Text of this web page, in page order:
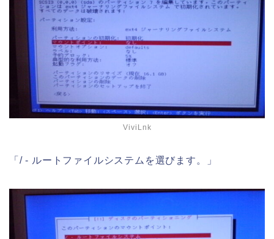
ViviLnk
「/ - ルートファイルシステムを選びます。」